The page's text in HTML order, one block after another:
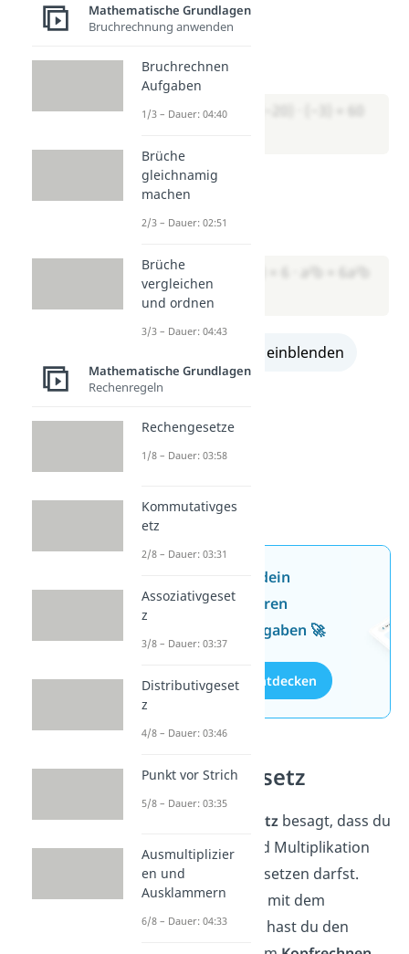
Aufgabe 4:
Lösung:
→ (−5) · 4 · (−3) = (−20) · (−3) = 60
Aufgabe 5:
→ (2 · 3) · (a · a · b) = 6 · a²b = 6a²b
alle Lösungen einblenden
Jetzt neu: Teste dein
Wissen mit unseren
kostenlosen Aufgaben 🚀
Aufgaben entdecken
Assoziativgesetz
Assoziativgesetzbesagt, dass du
bei der Addition und Multiplikation
Klammern
beliebig setzen darfst.
Kombinierst du das mit dem
Kommutativgesetz, hast du den
Mathematische Grundlagen
Bruchrechnung anwenden
Bruchrechnen
Aufgaben
1/3 – Dauer: 04:40
Brüche
gleichnamig
machen
2/3 – Dauer: 02:51
Brüche
vergleichen
und ordnen
3/3 – Dauer: 04:43
Mathematische Grundlagen
Rechenregeln
Rechengesetze
1/8 – Dauer: 03:58
Kommutativges
etz
2/8 – Dauer: 03:31
Assoziativgeset
z
3/8 – Dauer: 03:37
Distributivgeset
z
4/8 – Dauer: 03:46
Punkt vor Strich
5/8 – Dauer: 03:35
Ausmultiplizier
en und
Ausklammern
6/8 – Dauer: 04:33